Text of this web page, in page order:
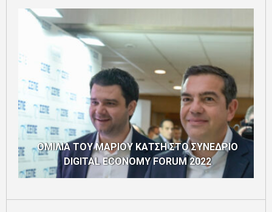
ΟΜΙΛΙΑ ΤΟΥ ΜΑΡΙΟΥ ΚΑΤΣΗ ΣΤΟ ΣΥΝΕΔΡΙΟ
DIGITAL ECONOMY FORUM 2022